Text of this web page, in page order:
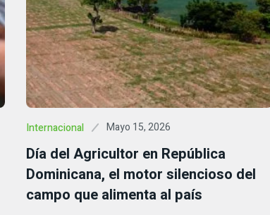
Internacional Mayo 15, 2026
Día del Agricultor en República
Dominicana, el motor silencioso del
campo que alimenta al país